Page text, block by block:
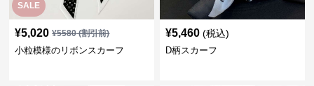
SALE
¥5,020 ¥5580(割引前)
小粒模様のリボンスカーフ
¥5,460 (税込)
D柄スカーフ